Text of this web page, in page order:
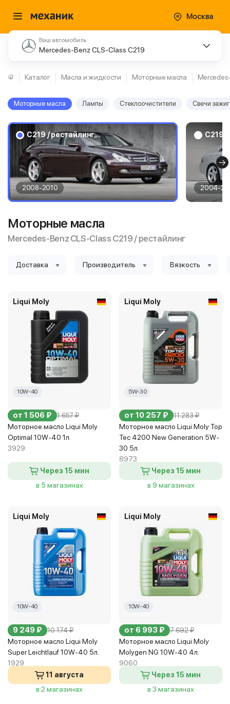
Москва
Ваш автомобиль
Mercedes-Benz CLS-Class C219
Каталог Масла и жидкости Моторные масла
Моторные масла Лампы Стеклоочистители Свечи
C219 / рестайлинг
2008-2010
C219
2004-
Моторные масла
Mercedes-Benz CLS-Class C219 / рестайлинг
Доставка Производитель Вязкость
Liqui Moly
10W-40
от 1 506 ₽ 1 657 ₽
Моторное масло Liqui Moly
Optimal 10W-40 1л.
3929
Через 15 мин
в 5 магазинах
Liqui Moly
5W-30
от 10 257 ₽ 11 283 ₽
Моторное масло Liqui Moly Top
Tec 4200 New Generation 5W-
30 5л.
8973
Через 15 мин
в 9 магазинах
Liqui Moly
10W-40
9 249 ₽ 10 174 ₽
Моторное масло Liqui Moly
Super Leichtlauf 10W-40 5л.
1929
11 августа
в 2 магазинах
Liqui Moly
10W-40
от 6 993 ₽ 7 692 ₽
Моторное масло Liqui Moly
Molygen NG 10W-40 4л.
9060
Через 15 мин
в 3 магазинах